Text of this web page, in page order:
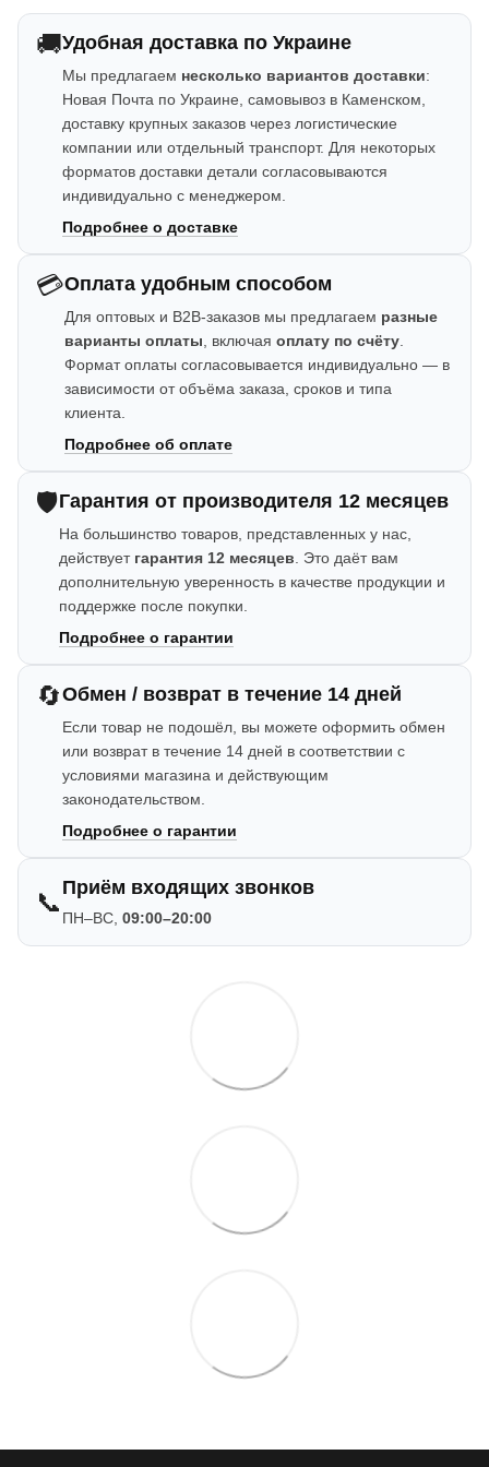
🚚Удобная доставка по Украине
Мы предлагаем несколько вариантов доставки:
Новая Почта по Украине, самовывоз в Каменском,
доставку крупных заказов через логистические
компании или отдельный транспорт. Для некоторых
форматов доставки детали согласовываются
индивидуально с менеджером.
Подробнее о доставке
💳Оплата удобным способом
Для оптовых и B2B-заказов мы предлагаем разные
варианты оплаты, включая оплату по счёту.
Формат оплаты согласовывается индивидуально — в
зависимости от объёма заказа, сроков и типа
клиента.
Подробнее об оплате
🛡️Гарантия от производителя 12 месяцев
На большинство товаров, представленных у нас,
действует гарантия 12 месяцев. Это даёт вам
дополнительную уверенность в качестве продукции и
поддержке после покупки.
Подробнее о гарантии
🔄Обмен / возврат в течение 14 дней
Если товар не подошёл, вы можете оформить обмен
или возврат в течение 14 дней в соответствии с
условиями магазина и действующим
законодательством.
Подробнее о гарантии
📞 Приём входящих звонков
ПН–ВС, 09:00–20:00